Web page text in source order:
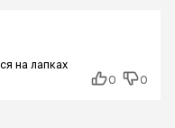
на лапках
0
0